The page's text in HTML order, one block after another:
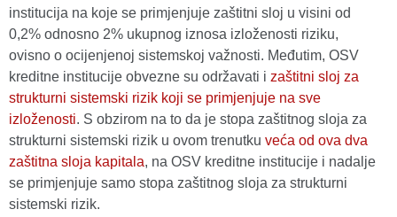
institucija na koje se primjenjuje zaštitni sloj u visini od
0,2% odnosno 2% ukupnog iznosa izloženosti riziku,
ovisno o ocijenjenoj sistemskoj važnosti. Međutim, OSV
kreditne institucije obvezne su održavati i zaštitni sloj za
strukturni sistemski rizik koji se primjenjuje na sve
izloženosti. S obzirom na to da je stopa zaštitnog sloja za
strukturni sistemski rizik u ovom trenutku veća od ova dva
zaštitna sloja kapitala, na OSV kreditne institucije i nadalje
se primjenjuje samo stopa zaštitnog sloja za strukturni
sistemski rizik.